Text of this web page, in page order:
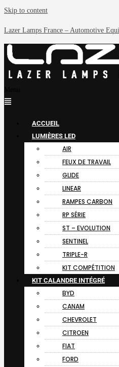
Skip to content
Lazer Lamps France – Automotive
ACCUEIL
LUMIÈRES LED
AIR
FEUX DE TRAVAIL
GLIDE
LINEAR
RAMPES CARBON
RP SÉRIE
ST – EVOLUTION
SENTINEL
TRIPLE-R
KIT COMPÉTITION
KIT CALANDRE INTÉGRÉ
BYD
CANAM
CHEVROLET
CITROEN
FIAT
FORD